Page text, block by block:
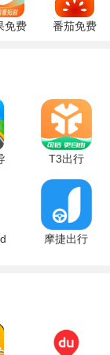
。
定性，用户在
中遇到问题可以
己的习惯选择
预计到达时
历史和习惯，
免费
番茄免费
T3出行
4.5.8 安卓
版
摩捷出行